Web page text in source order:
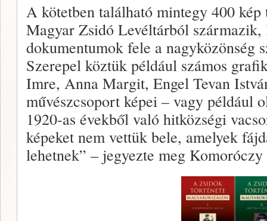
A kötetben található mintegy 400 kép
Magyar Zsidó Levéltárból
dokumentumok fele a nagyközönség
Szerepel köztük például számos
Imre, Anna Margit, Engel Tevan
művészcsoport képei – vagy például
1920-as évekből való hitközségi
képeket nem vettük bele, amelyek
lehetnek” – jegyezte meg Komoróczy